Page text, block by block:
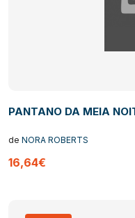
PANTANO DA MEIA
de NORA ROBERTS
16,64€